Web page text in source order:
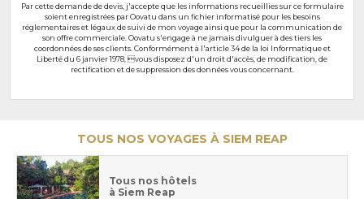
Par cette demande de devis, j'accepte que les informations recueillies sur ce formulaire
soient enregistrées par Oovatu dans un fichier informatisé pour les besoins
réglementaires et légaux de suivi de mon voyage ainsi que pour la communication de
son offre commerciale. Oovatu s'engage à ne jamais divulguer à des tiers les
coordonnées de ses clients. Conformément à l'article 34 de la loi Informatique et
Liberté du 6 janvier 1978, vous disposez d'un droit d'accès, de modification, de
rectification et de suppression des données vous concernant.
TOUS NOS VOYAGES À SIEM REAP
Tous nos hôtels
à Siem Reap